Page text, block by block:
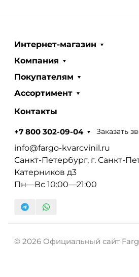
Интернет-магазин
Компания
Покупателям
Ассортимент
Контакты
+7 800 302-09-04 Заказать
info@fargo-kvarcvinil.ru
Санкт-Петербург, г. Санкт-
Катерников д3
Пн—Вс 10:00—21:00
© 2026 Официальный сайт